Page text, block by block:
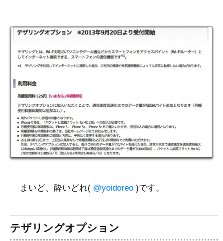
まいど、酔いどれ( @yoidoreo )です。
テザリングオプション